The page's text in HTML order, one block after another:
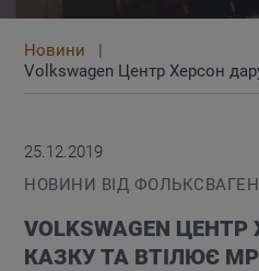
Новини
Volkswagen Центр Херсон
25.12.2019
НОВИНИ ВІД ФОЛЬКСВАГЕН
VOLKSWAGEN
КАЗКУ ТА ВТІЛЮЄ